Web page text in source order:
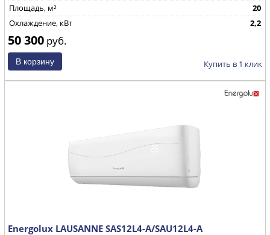
Площадь, м²
20
Охлаждение, кВт
2,2
50 300 руб.
Купить в 1 клик
Energolux LAUSANNE SAS12L4-A/SAU12L4-A